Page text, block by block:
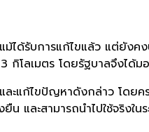
ได้รับการแก้ไขแล้ว แต่ยังค
กิโลเมตร โดยรัฐบาลจึงได้
ะแก้ไขปัญหาดังกล่าว โดย
น และสามารถนำไปใช้จริง